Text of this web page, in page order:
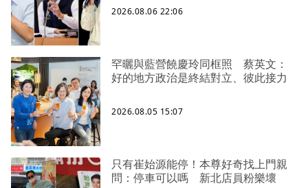
2026.08.06 22:06
罕曬與藍營饒慶玲同框照 蔡英文：
好的地方政治是終結對立、彼此接力
2026.08.05 15:07
只有崔始源能停！本尊好奇找上門親
問：停車可以嗎 新北店員粉樂壞